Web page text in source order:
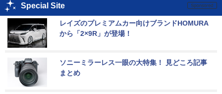
Special Site
レイズのプレミアムカー向けブランドHOMURA
から「2×9R」が登場！
ソニーミラーレス一眼の大特集！ 見どころ記事
まとめ